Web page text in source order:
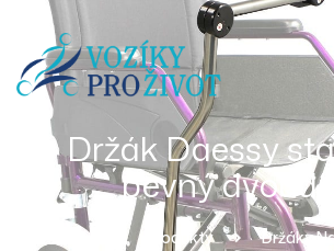
Držák Daessy
pevný
Homepage Produkty
Držáky